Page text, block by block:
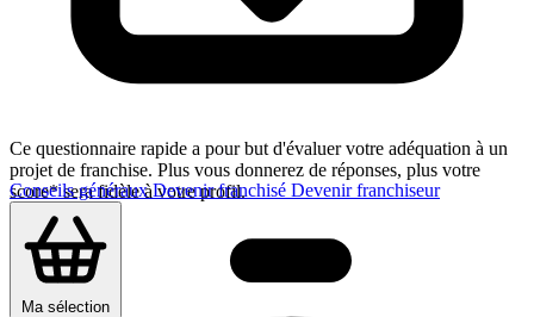
Conseils générauxDevenir franchisé Devenir franchiseur
Ma sélection
Ce questionnaire rapide a pour but d'évaluer votre adéquation à un
projet de franchise. Plus vous donnerez de réponses, plus votre
score* sera fidèle à votre profil.